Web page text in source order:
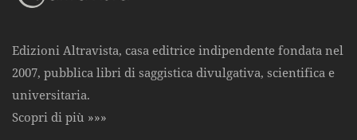
Edizioni Altravista, casa editrice indipendente fondata nel
2007, pubblica libri di saggistica divulgativa, scientifica e
universitaria.
Scopri di più »»»